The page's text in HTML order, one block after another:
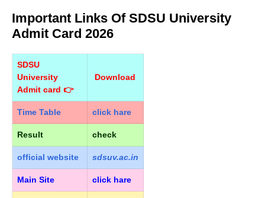
Important Links Of SDSU University
Admit Card 2026
SDSU
University
Admit card 👉
Download
Time Table click hare
Result check
official website sdsuv.ac.in
Main Site click hare